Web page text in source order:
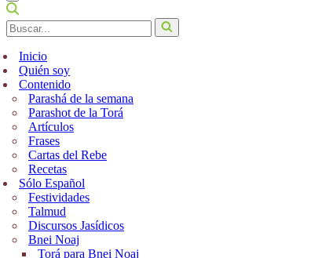
Menú
de
navegación
Buscar...
Inicio
Quién soy
Contenido
Parashá de la semana
Parashot de la Torá
Artículos
Frases
Cartas del Rebe
Recetas
Sólo Español
Festividades
Talmud
Discursos Jasídicos
Bnei Noaj
Torá para Bnei Noaj